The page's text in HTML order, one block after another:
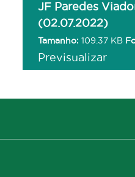
JF Paredes
(02.07.2022)
Tamanho: 109.37 KB
Previsualizar